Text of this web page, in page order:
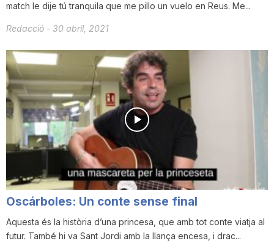
match le dije tú tranquila que me pillo un vuelo en Reus. Me...
Redacció - 30 abril, 2021
Oscárboles: Un conte sense final
Aquesta és la història d’una princesa, que amb tot conte viatja al
futur. També hi va Sant Jordi amb la llança encesa, i drac...